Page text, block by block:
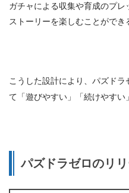
ガチャによる収集や育成のプ
ストーリーを楽しむことができ
こうした設計により、パズド
て「遊びやすい」「続けやすい
パズドラゼロのリリ